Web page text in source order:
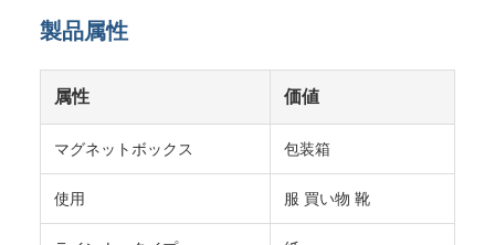
製品属性
属性 価値
マグネットボックス 包装箱
使用 服 買い物 靴